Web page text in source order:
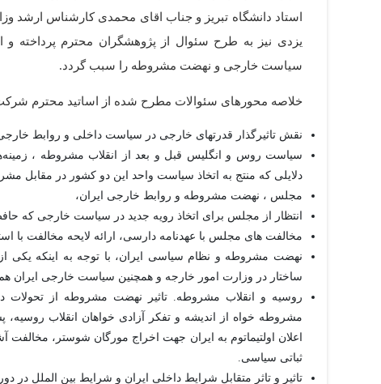
استاد دانشگاه تبریز و جناب اقای محمدی کارشناس ارشد
یزدی نیز به طرح سئوال از پژوهشگران محترم پرداخته
سیاست خارجی و نهضت مشروطه را سبب گردد.
خلاصه محورهای سئوالات مطرح شده از اساتید محترم شرکت
نقش تاثیرگذار قدرتهای خارجی در سیاست داخلی و روابط خارجی
سیاست روس و انگلیس قبل و بعد از انقلاب مشروطه ،
دلایلی که منتج به اتخاذ سیاست واحد این دو کشور در مقابل مشروطه
مجلس ، نهضت مشروطه و روابط خارجی ایران،
انتظار از مجلس برای اتخاذ رویه جدید در سیاست خارجی که
مخالفت های مجلس با عهدنامه دارسی، ارائه لایحه مخالفت با
نهضت مشروطه و نظام سیاسی ایران، با توجه به اینکه یکی از
ساختار در وزارت امور خارجه و همچنین سیاست خارجی ایران هم
مشروطه خواه از اندیشه و تفکر آزادی خواهان انقلاب
اعلان اولتیماتوم به ایران جهت اخراج مورگان شوستر، مخالفت
ثباتی سیاسی.
تاثیر و تاثر متقابل شرایط داخلی ایران و شرایط بین الملل در